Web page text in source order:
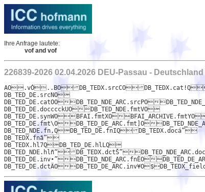
Ihre Anfrage lautete:
vof and vof
226839-2026 02.04.2026 DEU-Passau -
AO.vÓ..BODB_TEDX.srcCODB_TEDX.cat!QINFO.doc°OINFO.fn¼OINFO.hlGOINFO.catHOINFO.srcIODB_TED_DE_ARC.srcJODB_TED_DE_ARC.catKODB_TED_NDE.srcLODB_TED_NDE.catMO
DB_TED_DE.srcNO
DB_TED_DE.catOODB_TED_NDE_ARC.srcPO
DB_TED_DE.docccckUODB_TED_NDE.fmtVO
DB_TED_DE.synWOBFAI.fmtXO
DB_TED_DE.fmt\ODB_TED_DE_ARC.fmt]ODB_TED_NDE_ARC.fmt^O
DB_TED_NDE.fn,QDB_TED_DE.fnIQDB_TEDX.docá”
DB_TEDX.fnã”
DB_TEDX.hl7QDB_TED_DE.hlLQ
DB_TED_NDE.hlñ“DB_TEDX.dctŠ”
DB_TED_DE.inv•”DB_TED_NDE_ARC.fnÈO